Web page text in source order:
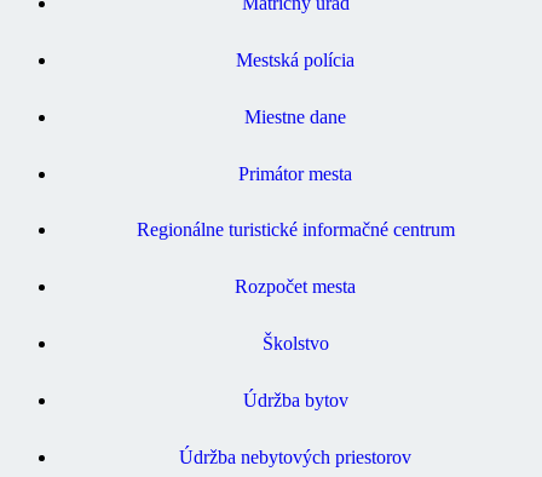
Mestská polícia
Miestne dane
Primátor mesta
Regionálne turistické informačné centrum
Rozpočet mesta
Školstvo
Údržba bytov
Údržba nebytových priestorov